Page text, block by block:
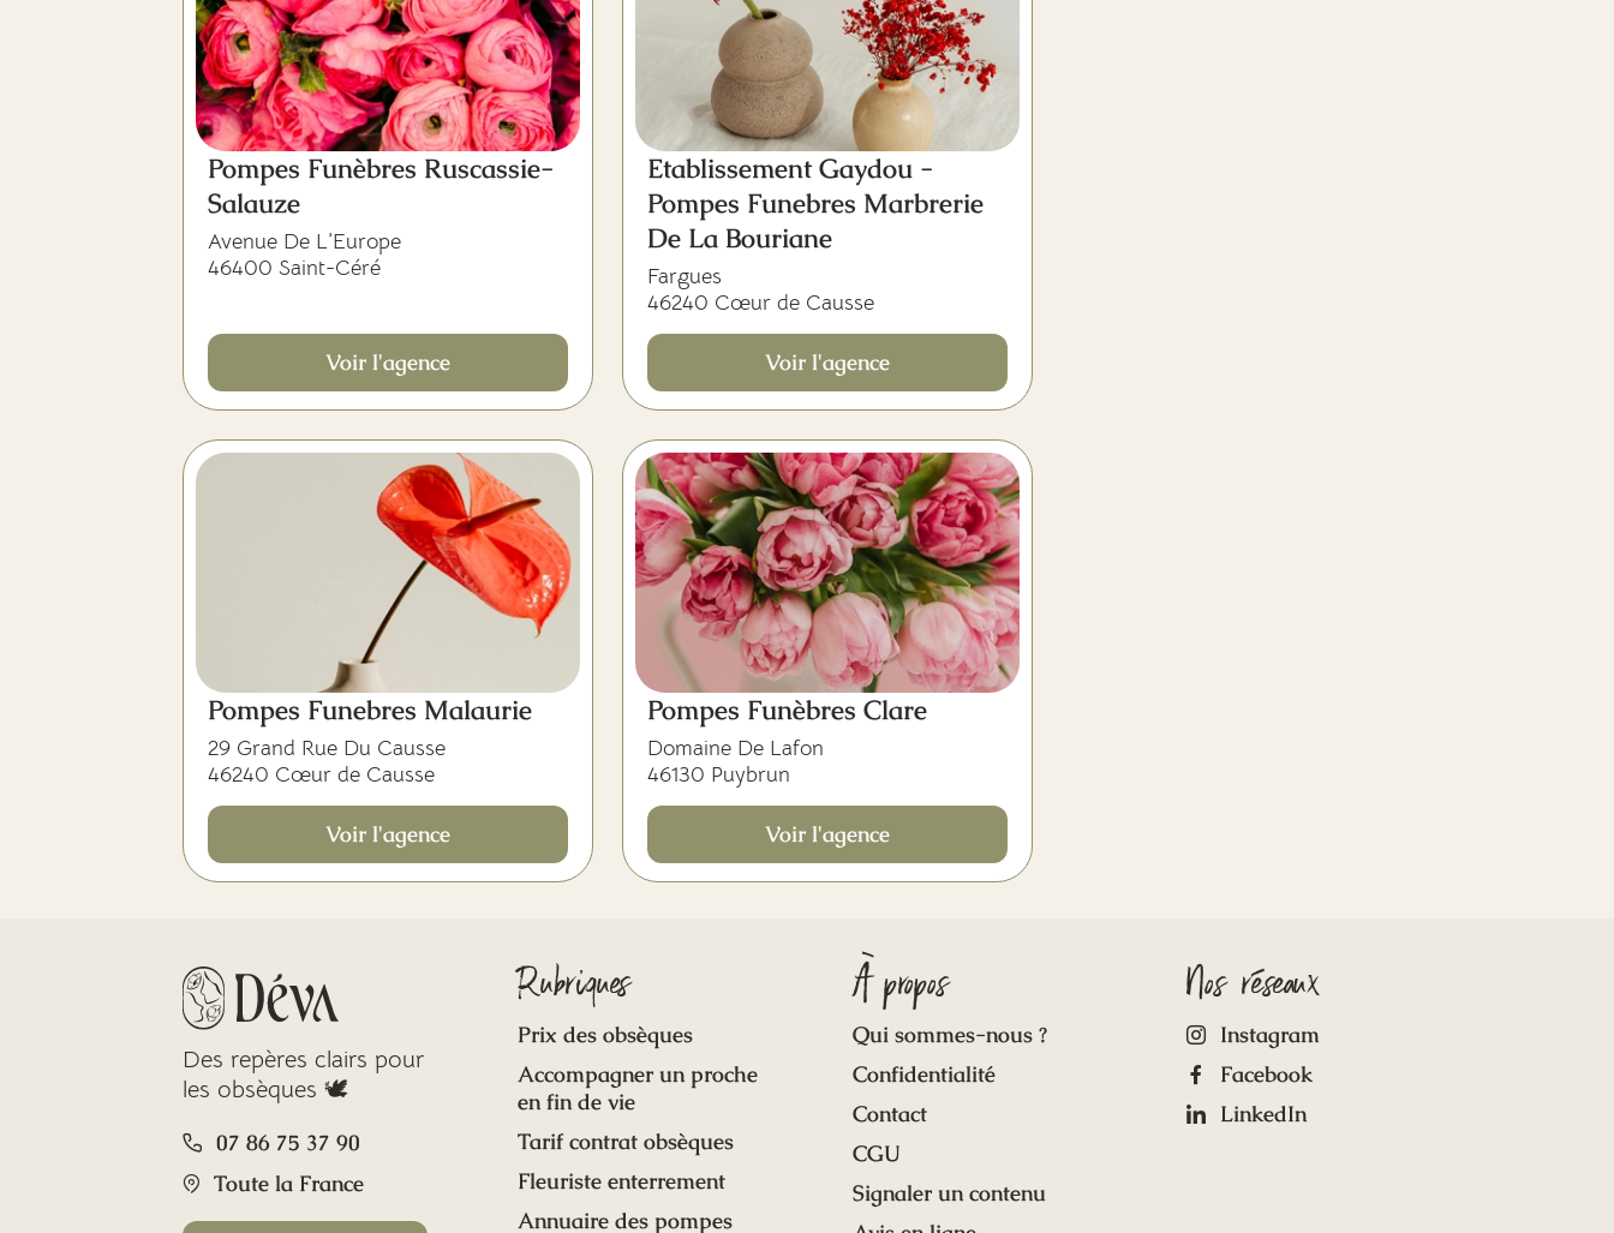
Pompes Funèbres Ruscassie-
Salauze
Avenue De L’Europe
46400 Saint-Céré
Voir l'agence
Etablissement Gaydou -
Pompes Funebres Marbrerie
De La Bouriane
Fargues
46240 Cœur de Causse
Voir l'agence
Pompes Funebres Malaurie
29 Grand Rue Du Causse
46240 Cœur de Causse
Voir l'agence
Pompes Funèbres Clare
Domaine De Lafon
46130 Puybrun
Voir l'agence
Des repères clairs pour
les obsèques 🕊️
07 86 75 37 90
Toute la France
Rubriques
Prix des obsèques
Accompagner un proche
en fin de vie
Tarif contrat obsèques
Fleuriste enterrement
Annuaire des pompes
À propos
Qui sommes-nous ?
Confidentialité
Contact
CGU
Signaler un contenu
Nos réseaux
Instagram
Facebook
LinkedIn